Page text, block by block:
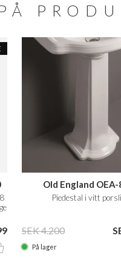
Old England OEA-
Piedestal i vitt
SEK 4.200
På lager